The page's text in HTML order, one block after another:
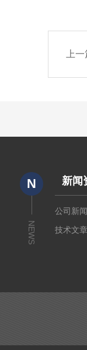
上
N
NEWS
新闻
公司新
技术文